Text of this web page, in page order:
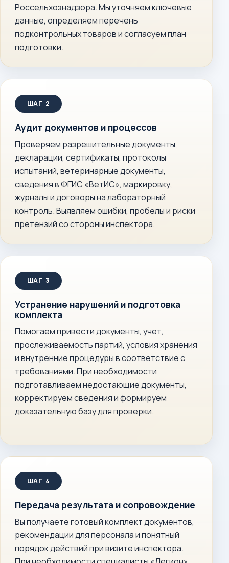
Россельхознадзора. Мы уточняем ключевые
данные, определяем перечень
подконтрольных товаров и согласуем план
подготовки.
Аудит документов и процессов
Проверяем разрешительные документы,
декларации, сертификаты, протоколы
испытаний, ветеринарные документы,
сведения в ФГИС «ВетИС», маркировку,
журналы и договоры на лабораторный
контроль. Выявляем ошибки, пробелы и риски
претензий со стороны инспектора.
Устранение нарушений и подготовка
комплекта
Помогаем привести документы, учет,
прослеживаемость партий, условия хранения
и внутренние процедуры в соответствие с
требованиями. При необходимости
подготавливаем недостающие документы,
корректируем сведения и формируем
доказательную базу для проверки.
Передача результата и сопровождение
Вы получаете готовый комплект документов,
рекомендации для персонала и понятный
порядок действий при визите инспектора.